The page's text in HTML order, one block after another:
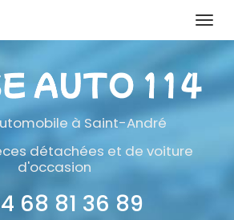
à Saint-André
détachées et de voiture
d'occasion
68 81 36 89